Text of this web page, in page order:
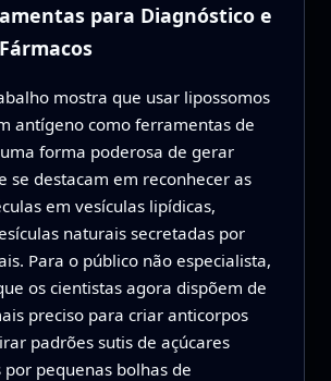
para Diagnóstico e
mostra que usar lipossomos
antígeno como ferramentas de
forma poderosa de gerar
se destacam em reconhecer as
em vesículas lipídicas,
naturais secretadas por
Para o público não especialista,
os cientistas agora dispõem de
preciso para criar anticorpos
padrões sutis de açúcares
pequenas bolhas de